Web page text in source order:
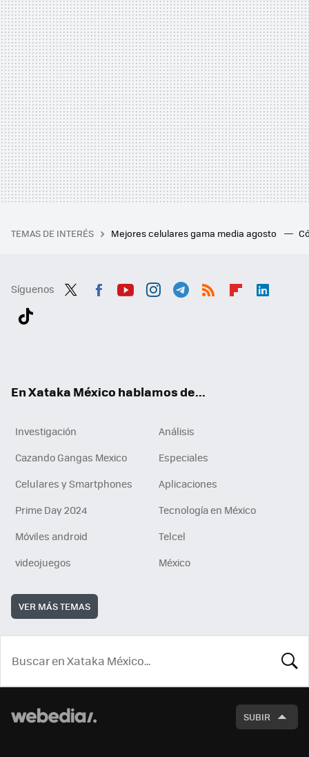
TEMAS DE INTERÉS Mejores celulares gama media agosto
Síguenos
En Xataka México hablamos de...
Investigación
Análisis
Cazando Gangas Mexico
Especiales
Celulares y Smartphones
Aplicaciones
Prime Day 2024
Tecnología en México
Móviles android
Telcel
videojuegos
México
VER MÁS TEMAS
SUBIR